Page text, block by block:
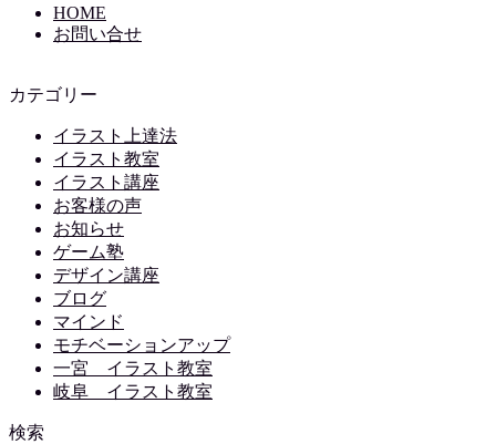
HOME
お問い合せ
カテゴリー
イラスト上達法
イラスト教室
イラスト講座
お客様の声
お知らせ
ゲーム塾
デザイン講座
ブログ
マインド
モチベーションアップ
一宮 イラスト教室
岐阜 イラスト教室
検索